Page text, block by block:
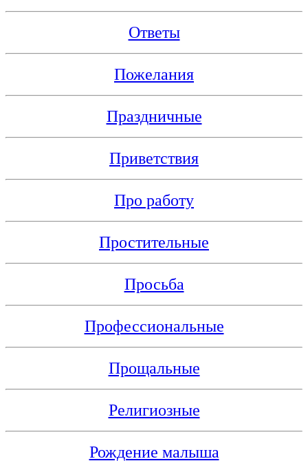
Ответы
Пожелания
Праздничные
Приветствия
Про работу
Простительные
Просьба
Профессиональные
Прощальные
Религиозные
Рождение малыша